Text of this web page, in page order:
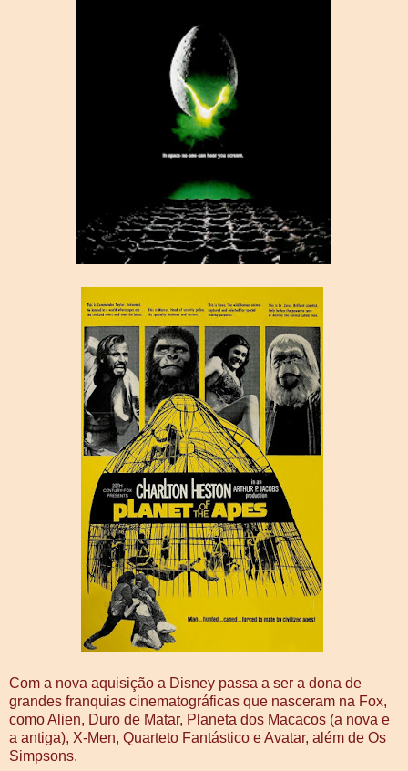
Com a nova aquisição a Disney passa a ser a dona de
grandes franquias cinematográficas que nasceram na Fox,
como Alien, Duro de Matar, Planeta dos Macacos (a nova e
a antiga), X-Men, Quarteto Fantástico e Avatar, além de Os
Simpsons.